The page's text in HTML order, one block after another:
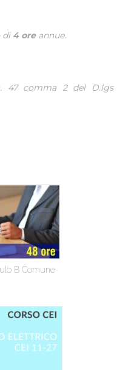
di 4 oreannue.
47 comma 2 del D.lgs
B Comune